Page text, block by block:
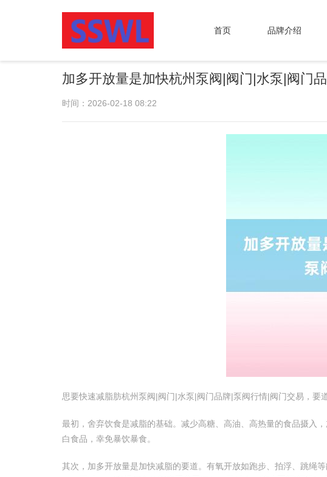
首页 品牌介绍
加多开放量是加快杭州泵阀|阀门|水泵|阀门
时间：2026-02-18 08:22
思要快速减脂肪杭州泵阀|阀门|水泵|阀门品牌|泵阀行情|阀门交易，要
最初，舍弃饮食是减脂的基础。减少高糖、高油、高热量的食品摄入
白食品，幸免暴饮暴食。
其次，加多开放量是加快减脂的要道。有氧开放如跑步、拍浮、跳绳等